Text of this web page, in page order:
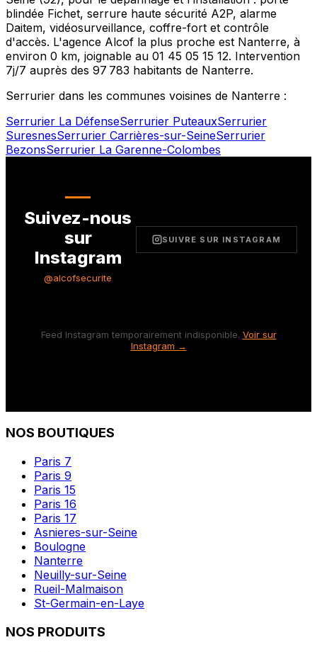
blindée Fichet, serrure haute sécurité A2P, alarme
Daitem, vidéosurveillance, coffre-fort et contrôle
d'accès. L'agence Alcof la plus proche est Nanterre, à
environ 0 km, joignable au 01 45 05 15 12. Intervention
7j/7 auprès des 97 783 habitants de Nanterre.
Serrurier dans les communes voisines de Nanterre :
Serrurier La DéfenseSerrurier PuteauxSerrurier
SuresnesSerrurier Carrières-sur-SeineSerrurier
BezonsSerrurier La Garenne-Colombes
Suivez-nous
sur
Instagram
@alcofsecurite
SUIVRE SUR INSTAGRAM
Feed Instagram temporairement indisponible. Voir sur
Instagram →
NOS BOUTIQUES
Paris 7
Paris 9
Paris 15
Paris 16
Paris 17
Asnieres-sur-Seine
Boulogne
Nanterre
Neuilly-sur-Seine
Rueil-Malmaison
St-Germain-en-Laye
NOS PRODUITS